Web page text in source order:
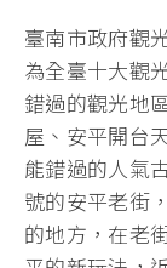
臺南市政府觀
為全臺十大觀
錯過的觀光地
屋、安平開台
能錯過的人氣
號的安平老街
的地方，在老